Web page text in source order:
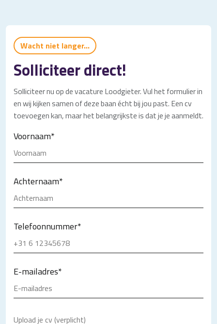
Wacht niet langer...
Solliciteer direct!
Solliciteer nu op de vacature Loodgieter. Vul het formulier in
en wij kijken samen of deze baan écht bij jou past. Een cv
toevoegen kan, maar het belangrijkste is dat je je aanmeldt.
Voornaam*
Achternaam*
Telefoonnummer*
E-mailadres*
Upload je cv (verplicht)